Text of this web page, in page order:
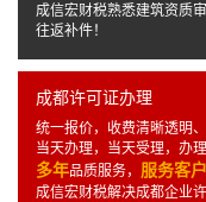
成信宏财税熟悉建筑资质
往返补件！
成都许可证办理
统一报价，收费清晰透明
当天办理，当天受理，办
多年品质服务， 服务客
成信宏财税解决成都企业